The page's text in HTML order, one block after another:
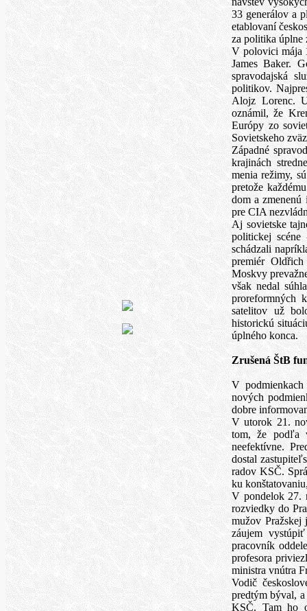
33 generálov a
etablovaní
za politika
V polovici mája
James Baker.
spravodajská
politikov.
Alojz Lorenc.
oznámil, že
Európy zo
Sovietskeho
Západné
krajinách
menia režimy,
pretože
dom a
pre CIA
Aj sovietske
politickej
schádzali
premiér
Moskvy
však nedal
proreformných
satelitov už
historickú
úplného konca.
Zrušená ŠtB
V
nových
dobre
V utorok 21.
tom, že podľa
neefektívne.
dostal
radov KSČ.
ku
V pondelok 27.
rozviedky do
mužov
záujem
pracovník
profesora
ministra vnútra
Vodič
predtým býval,
KSČ. Tam ho